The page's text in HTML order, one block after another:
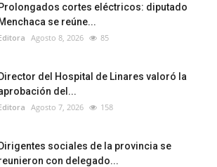
Prolongados cortes eléctricos: diputado
Menchaca se reúne...
Agosto 8, 2026 85
Director del Hospital de Linares valoró la
del...
Agosto 7, 2026 158
Dirigentes sociales de la provincia se
con delegado...